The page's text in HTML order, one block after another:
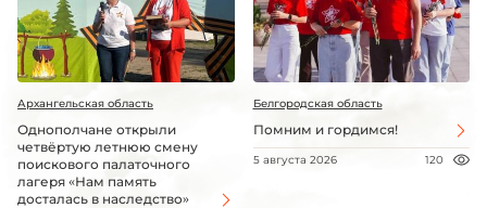
Архангельская область
Однополчане открыли
четвёртую летнюю смену
поискового палаточного
лагеря «Нам память
досталась в наследство»
Белгородская область
Помним и гордимся!
5 августа 2026 120